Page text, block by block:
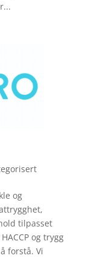
og
tilpasset
og trygg
forstå. Vi